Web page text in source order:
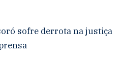
sofre derrota na justiça